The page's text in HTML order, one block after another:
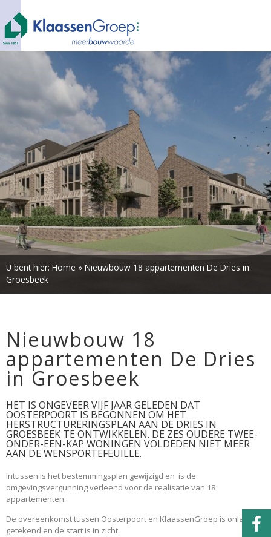
U bent hier: Home » Nieuwbouw 18 appartementen De Dries in
Groesbeek
Nieuwbouw 18
appartementen De Dries
in Groesbeek
HET IS ONGEVEER VIJF JAAR GELEDEN DAT
OOSTERPOORT IS BEGONNEN OM HET
HERSTRUCTURERINGSPLAN AAN DE DRIES IN
GROESBEEK TE ONTWIKKELEN. DE ZES OUDERE TWEE-
ONDER-EEN-KAP WONINGEN VOLDEDEN NIET MEER
AAN DE WENSPORTEFEUILLE.
Intussen is het bestemmingsplan gewijzigd en is de
omgevingsvergunning verleend voor de realisatie van 18
appartementen.
De overeenkomst tussen Oosterpoort en KlaassenGroep is onlangs
getekend en de start is in zicht.